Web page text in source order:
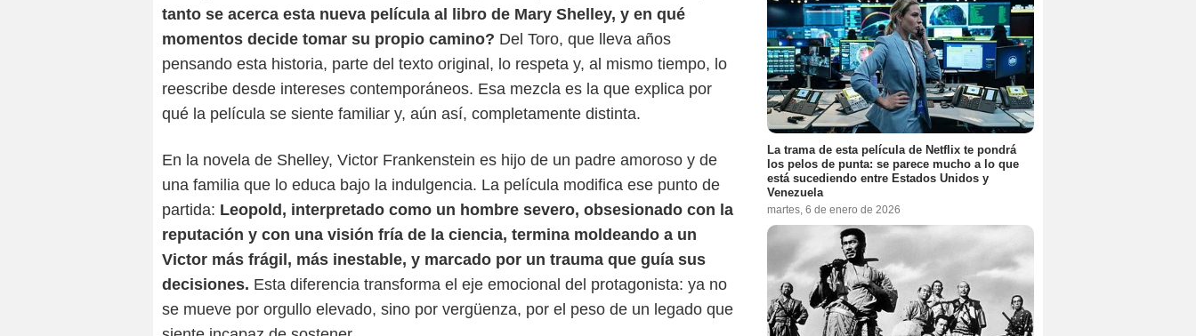
tanto se acerca esta nueva película al libro de Mary Shelley, y en qué
momentos decide tomar su propio camino? Del Toro, que lleva años
pensando esta historia, parte del texto original, lo respeta y, al mismo tiempo, lo
reescribe desde intereses contemporáneos. Esa mezcla es la que explica por
qué la película se siente familiar y, aún así, completamente distinta.
En la novela de Shelley, Victor Frankenstein es hijo de un padre amoroso y de
una familia que lo educa bajo la indulgencia. La película modifica ese punto de
partida: Leopold, interpretado como un hombre severo, obsesionado con la
reputación y con una visión fría de la ciencia, termina moldeando a un
Victor más frágil, más inestable, y marcado por un trauma que guía sus
decisiones. Esta diferencia transforma el eje emocional del protagonista: ya no
se mueve por orgullo elevado, sino por vergüenza, por el peso de un legado que
La trama de esta película de Netflix te pondrá
los pelos de punta: se parece mucho a lo que
está sucediendo entre Estados Unidos y
Venezuela
martes, 6 de enero de 2026